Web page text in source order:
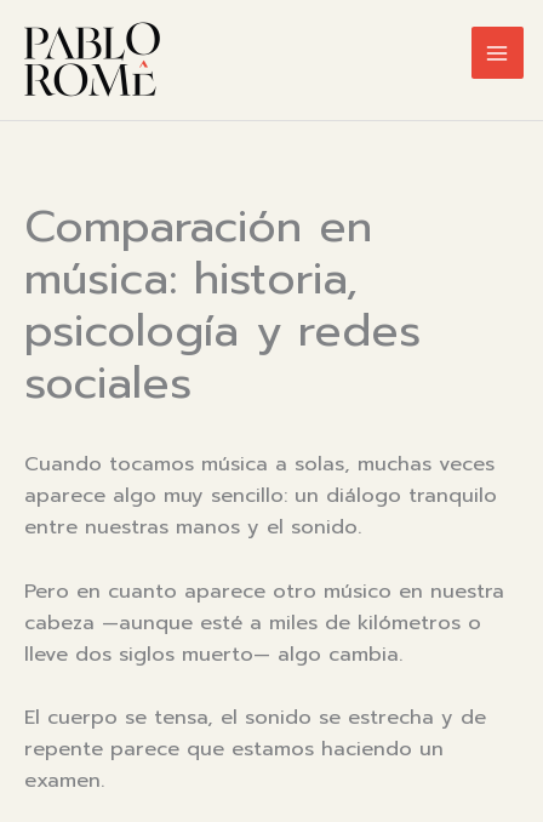
contenido
Comparación en
música: historia,
psicología y redes
sociales
Cuando tocamos música a solas, muchas veces
aparece algo muy sencillo: un diálogo tranquilo
entre nuestras manos y el sonido.
Pero en cuanto aparece otro músico en nuestra
cabeza —aunque esté a miles de kilómetros o
lleve dos siglos muerto— algo cambia.
El cuerpo se tensa, el sonido se estrecha y de
repente parece que estamos haciendo un
examen.